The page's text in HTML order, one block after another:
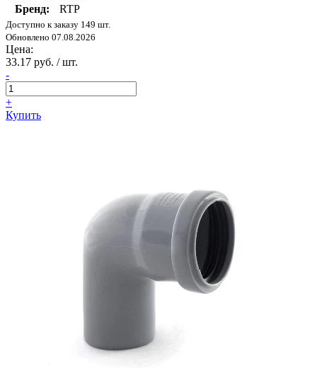
Бренд:
RTP
Доступно к заказу 149 шт.
Обновлено 07.08.2026
Цена:
33.17 руб. / шт.
-
+
Купить